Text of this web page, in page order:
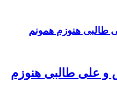
طالبی هنوزم همونم
و علی طالبی هنوزم